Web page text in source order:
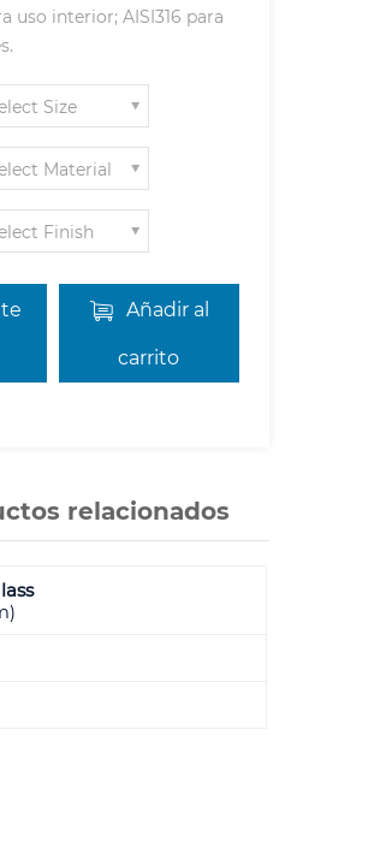
uso interior; AISI316 para
Añadir al
carrito
relacionados